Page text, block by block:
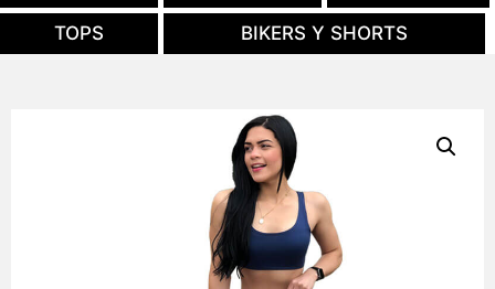
TOPS BIKERS Y SHORTS